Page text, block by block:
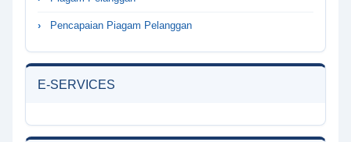
Pencapaian Piagam Pelanggan
E-SERVICES